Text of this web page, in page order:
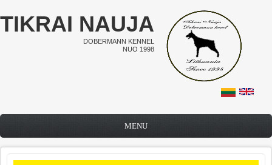
Pereiti į pagrindinį turinį
TIKRAI NAUJA
DOBERMANN KENNEL
NUO 1998
MENU